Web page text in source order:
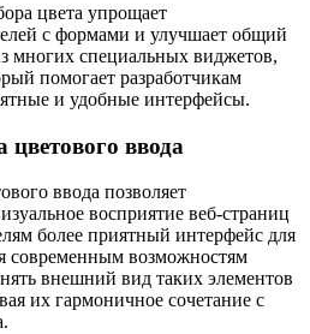
цвета упрощает
с формами и улучшает общий
многих специальных виджетов,
помогает разработчикам
и удобные интерфейсы.
цветового ввода
ввода позволяет
восприятие веб-страниц
более приятный интерфейс для
современным возможностям
внешний вид таких элементов
их гармоничное сочетание с